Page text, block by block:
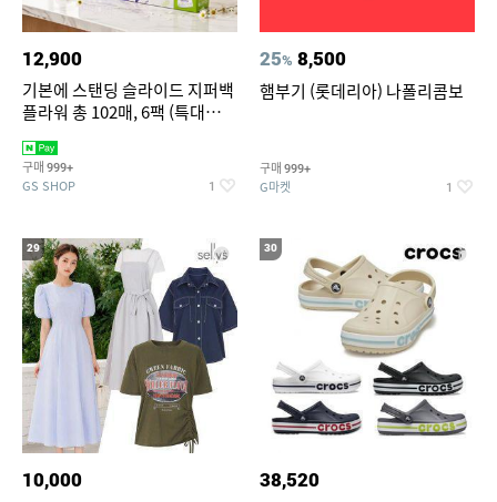
12,900
기본에 스탠딩 슬라이드 지퍼백
플라워 총 102매, 6팩 (특대
구매 999+
GS SHOP 1
25% 8,500
햄부기 (롯데리아) 나폴리콤보
구매 999+
G마켓 1
29
10,000
30
38,520